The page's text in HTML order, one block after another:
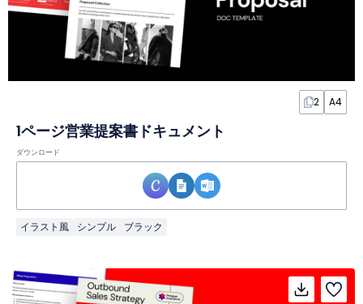
2 A4
1ページ営業提案書ドキュメント
ダウンロード
イラスト風 シンプル ブラック